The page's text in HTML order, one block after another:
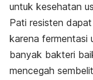
untuk kesehatan
Pati resisten
karena fermentasi
banyak bakteri
mencegah